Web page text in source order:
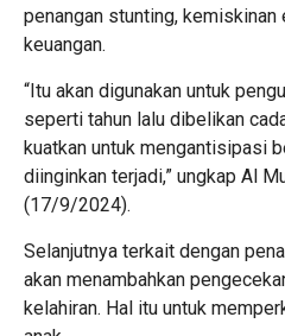
penangan stunting,
keuangan.
“Itu akan digunakan untuk
seperti tahun lalu dibelikan
kuatkan untuk mengantisipasi
diinginkan terjadi,” ungkap Al
(17/9/2024).
Selanjutnya terkait dengan
akan menambahkan
kelahiran. Hal itu untuk